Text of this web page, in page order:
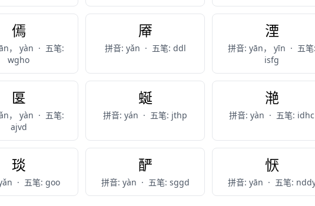
傿
， yàn · 五笔:
wgho
厣
拼音: yǎn · 五笔: ddl
湮
拼音: yān， yīn · 五笔:
isfg
匽
， yàn · 五笔:
ajvd
蜒
拼音: yán · 五笔: jthp
滟
拼音: yàn · 五笔: idhc
琰
· 五笔: goo
酽
拼音: yàn · 五笔: sggd
恹
拼音: yān · 五笔: